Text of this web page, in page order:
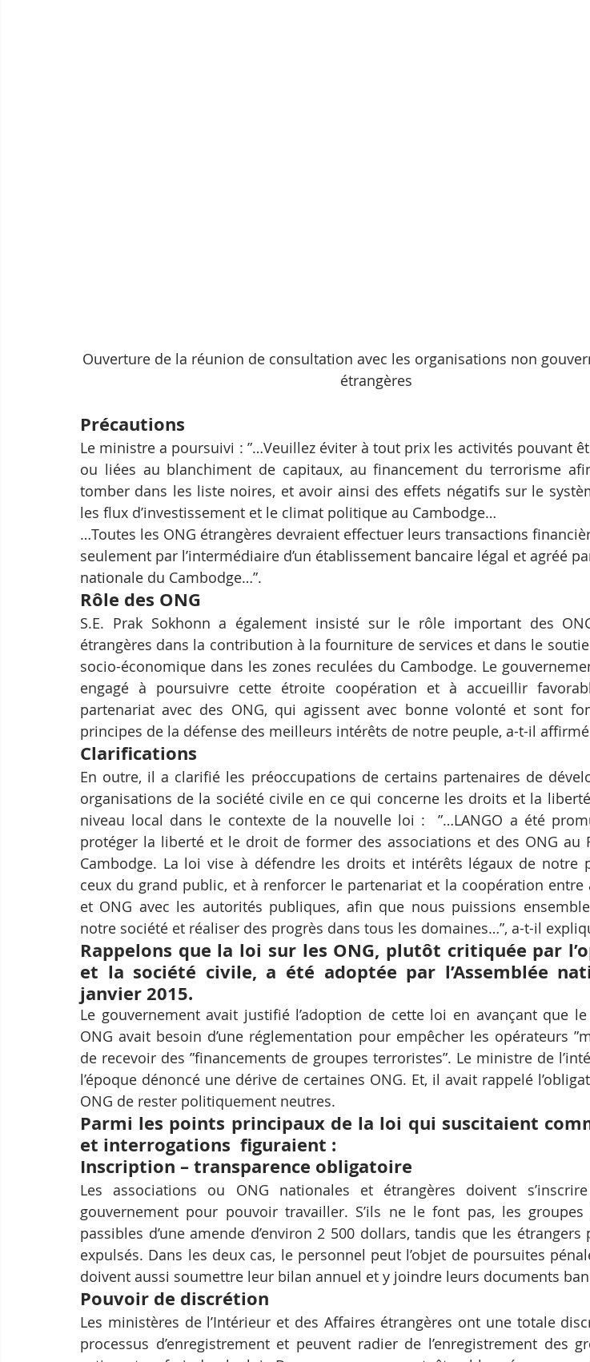
Ouverture de la réunion de consultation avec les organisations non
étrangères
Précautions
Le ministre a poursuivi : ”…Veuillez éviter à tout prix les activités pouvant
ou liées au blanchiment de capitaux, au financement du terrorisme
tomber dans les liste noires, et avoir ainsi des effets négatifs sur le
les flux d’investissement et le climat politique au Cambodge…
…Toutes les ONG étrangères devraient effectuer leurs transactions
seulement par l’intermédiaire d’un établissement bancaire légal et agréé
nationale du Cambodge…”.
Rôle des ONG
S.E. Prak Sokhonn a également insisté sur le rôle important des
étrangères dans la contribution à la fourniture de services et dans le
socio-économique dans les zones reculées du Cambodge. Le
engagé à poursuivre cette étroite coopération et à accueillir
partenariat avec des ONG, qui agissent avec bonne volonté et sont
principes de la défense des meilleurs intérêts de notre peuple, a-t-il
Clarifications
En outre, il a clarifié les préoccupations de certains partenaires de
organisations de la société civile en ce qui concerne les droits et la liberté
niveau local dans le contexte de la nouvelle loi :  ”…LANGO a été
protéger la liberté et le droit de former des associations et des ONG au
Cambodge. La loi vise à défendre les droits et intérêts légaux de notre
ceux du grand public, et à renforcer le partenariat et la coopération entre
et ONG avec les autorités publiques, afin que nous puissions
notre société et réaliser des progrès dans tous les domaines…”, a-t-il
Rappelons que la loi sur les ONG, plutôt critiquée par
et la société civile, a été adoptée par l’Assemblée
janvier 2015.
Le gouvernement avait justifié l’adoption de cette loi en avançant que
ONG avait besoin d’une réglementation pour empêcher les opérateurs
de recevoir des ”financements de groupes terroristes”. Le ministre de
l’époque dénoncé une dérive de certaines ONG. Et, il avait rappelé
ONG de rester politiquement neutres.
Parmi les points principaux de la loi qui suscitaient
et interrogations  figuraient :
Inscription – transparence obligatoire
Les associations ou ONG nationales et étrangères doivent
gouvernement pour pouvoir travailler. S’ils ne le font pas, les
passibles d’une amende d’environ 2 500 dollars, tandis que les étrangers
expulsés. Dans les deux cas, le personnel peut l’objet de poursuites
doivent aussi soumettre leur bilan annuel et y joindre leurs documents
Pouvoir de discrétion
Les ministères de l’Intérieur et des Affaires étrangères ont une totale
processus d’enregistrement et peuvent radier de l’enregistrement des